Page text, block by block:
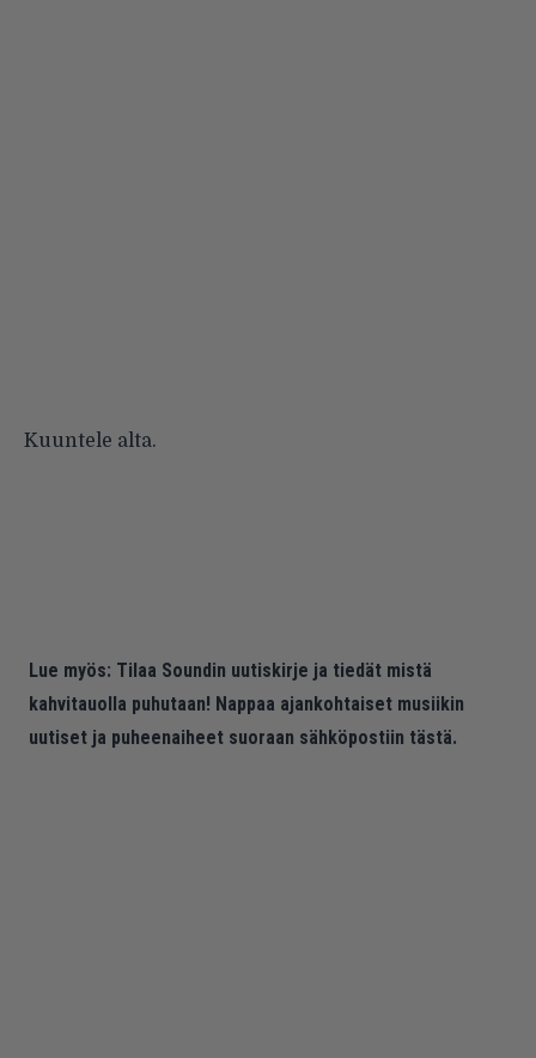
Kuuntele alta.
Lue myös: Tilaa Soundin uutiskirje ja tiedät mistä
kahvitauolla puhutaan! Nappaa ajankohtaiset musiikin
uutiset ja puheenaiheet suoraan sähköpostiin tästä.